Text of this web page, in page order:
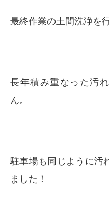
最終作業の土間洗浄を
長年積み重なった汚
ん。
駐車場も同じように汚
ました！